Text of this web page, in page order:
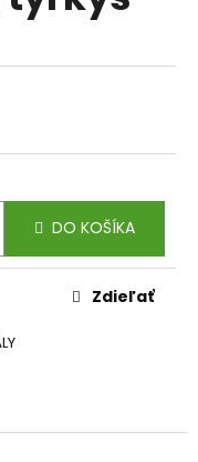
DO KOŠÍKA
Zdieľať